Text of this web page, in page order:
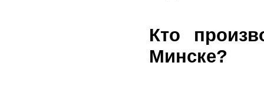
Кто
Минске?